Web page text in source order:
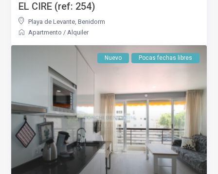
EL CIRE (ref: 254)
Playa de Levante,Benidorm
Apartmento /Alquiler
Nuevo Pocas fechas libres